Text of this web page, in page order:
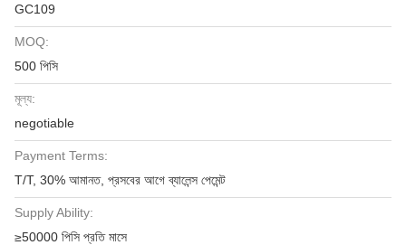
GC109
MOQ:
500 পিসি
মূল্য:
negotiable
Payment Terms:
T/T, 30% আমানত, প্রসবের আগে ব্যালেন্স পেমেন্ট
Supply Ability:
≥50000 পিসি প্রতি মাসে